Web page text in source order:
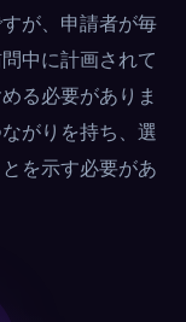
が、申請者が毎
中に計画されて
る必要がありま
がりを持ち、選
を示す必要があ